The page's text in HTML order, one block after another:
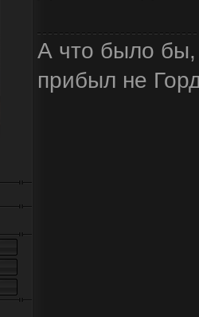
А что было бы,
прибыл не